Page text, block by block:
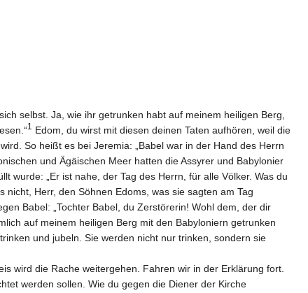
selbst. Ja, wie ihr getrunken habt auf meinem heiligen Berg,
1 Edom, du wirst mit diesen deinen Taten aufhören, weil die
So heißt es bei Jeremia: „Babel war in der Hand des Herrn
und Ägäischen Meer hatten die Assyrer und Babylonier
wurde: „Er ist nahe, der Tag des Herrn, für alle Völker. Was du
nicht, Herr, den Söhnen Edoms, was sie sagten am Tag
Babel: „Tochter Babel, du Zerstörerin! Wohl dem, der dir
auf meinem heiligen Berg mit den Babyloniern getrunken
und jubeln. Sie werden nicht nur trinken, sondern sie
wird die Rache weitergehen. Fahren wir in der Erklärung fort.
werden sollen. Wie du gegen die Diener der Kirche